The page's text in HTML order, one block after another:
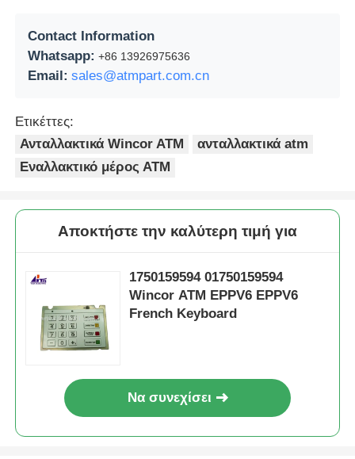
Contact Information
Whatsapp: +86 13926975636
Email: sales@atmpart.com.cn
Ετικέττες:
Ανταλλακτικά Wincor ATM
ανταλλακτικά atm
Εναλλακτικό μέρος ΑΤΜ
Αποκτήστε την καλύτερη τιμή για
1750159594 01750159594
Wincor ATM EPPV6 EPPV6
French Keyboard
Να συνεχίσει